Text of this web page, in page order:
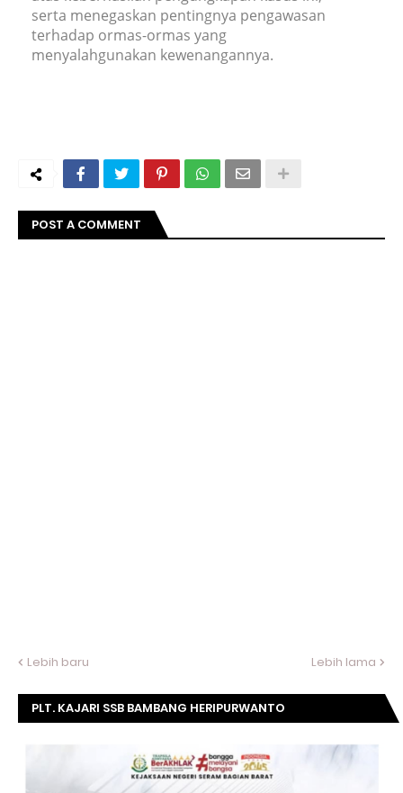
serta menegaskan pentingnya pengawasan
terhadap ormas-ormas yang
menyalahgunakan kewenangannya.
POST A COMMENT
Lebih baru Lebih lama
PLT. KAJARI SSB BAMBANG HERIPURWANTO
KEJAKSAAN RI KE- 20 TAHUN.